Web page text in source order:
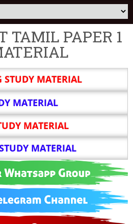
TAMIL PAPER 1
MATERIAL
MATERIAL
MATERIAL
MATERIAL